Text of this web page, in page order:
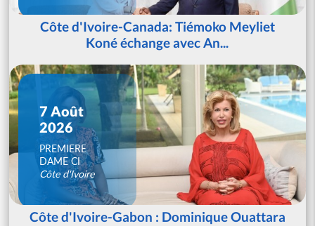
Côte d'Ivoire-Canada: Tiémoko Meyliet
Koné échange avec An...
7 Août
2026
PREMIERE
DAME CI
Côte d'Ivoire
Côte d'Ivoire-Gabon : Dominique Ouattara